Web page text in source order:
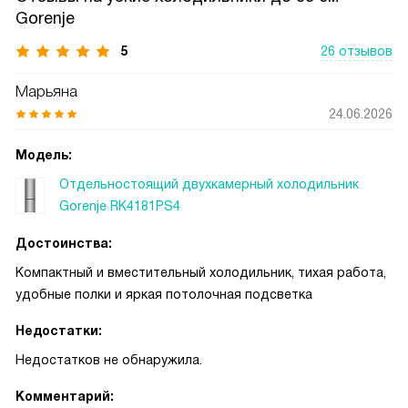
Gorenje
5 26 отзывов
Марьяна
24.06.2026
Модель:
Отдельностоящий двухкамерный холодильник
Gorenje RK4181PS4
Достоинства:
Компактный и вместительный холодильник, тихая работа,
удобные полки и яркая потолочная подсветка
Недостатки:
Недостатков не обнаружила.
Комментарий: